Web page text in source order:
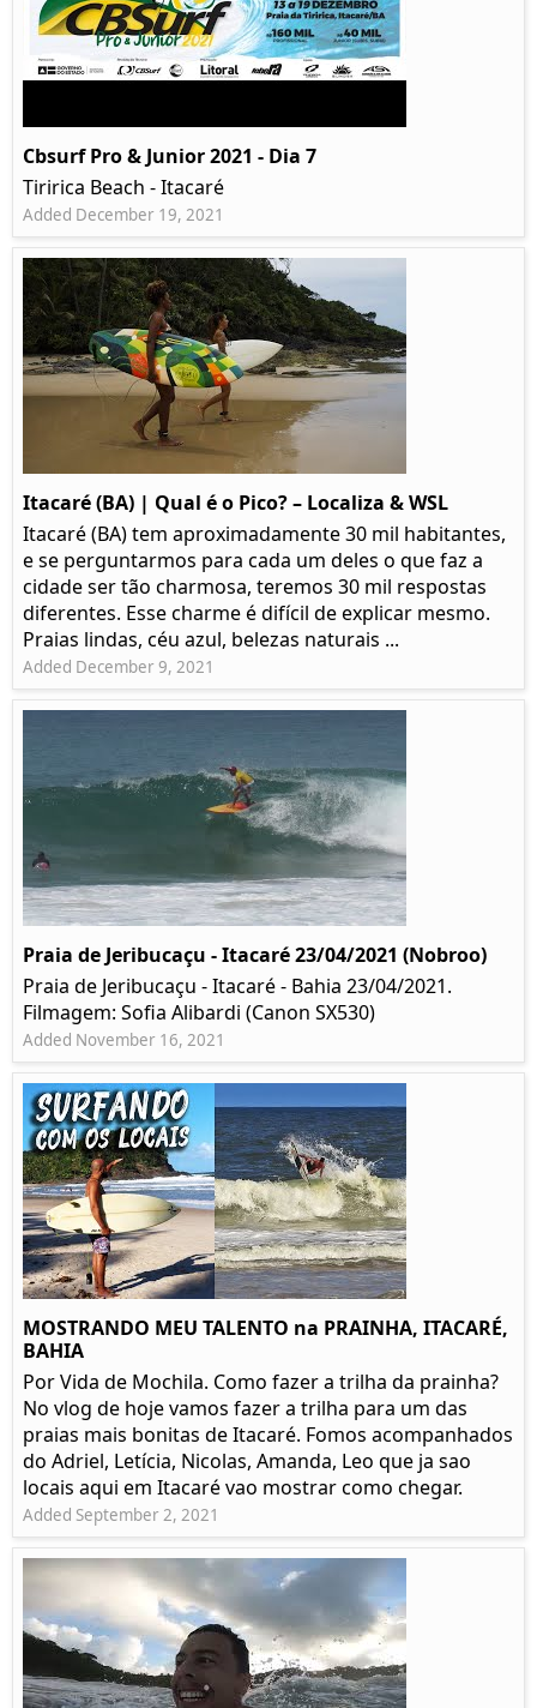
Cbsurf Pro & Junior 2021 - Dia 7
Tiririca Beach - Itacaré
Added December 19, 2021
Itacaré (BA) | Qual é o Pico? – Localiza & WSL​​
Itacaré (BA) tem aproximadamente 30 mil habitantes,
e se perguntarmos para cada um deles o que faz a
cidade ser tão charmosa, teremos 30 mil respostas
diferentes. Esse charme é difícil de explicar mesmo.
Praias lindas, céu azul, belezas naturais ...
Added December 9, 2021
Praia de Jeribucaçu - Itacaré 23/04/2021 (Nobroo)
Praia de Jeribucaçu - Itacaré - Bahia 23/04/2021.
Filmagem: Sofia Alibardi (Canon SX530)
Added November 16, 2021
MOSTRANDO MEU TALENTO na PRAINHA, ITACARÉ,
BAHIA
Por Vida de Mochila. Como fazer a trilha da prainha?
No vlog de hoje vamos fazer a trilha para um das
praias mais bonitas de Itacaré. Fomos acompanhados
do Adriel, Letícia, Nicolas, Amanda, Leo que ja sao
locais aqui em Itacaré vao mostrar como chegar.
Added September 2, 2021